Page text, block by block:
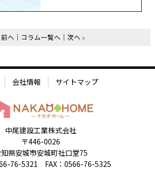
前へ コラム一覧へ 次へ
会社情報 サイトマップ
中尾建設工業株式会社
〒446-0026
県安城市安城町社口堂75
76-5321 FAX：0566-76-5325